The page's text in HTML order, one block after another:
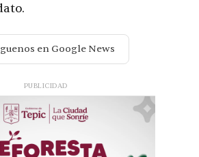
en Google News
PUBLICIDAD